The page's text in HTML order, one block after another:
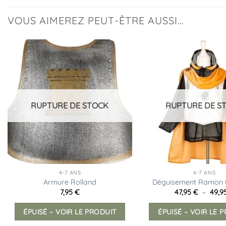
VOUS AIMEREZ PEUT-ÊTRE AUSSI…
Ajouter
à la
liste
d’envies
RUPTURE DE STOCK
4-7 ANS
Armure Rolland
7,95 €
ÉPUISÉ – VOIR LE PRODUIT
RUPTURE DE
4-7 ANS
Déguisement Ramon
47,95 € –
ÉPUISÉ – VOIR LE